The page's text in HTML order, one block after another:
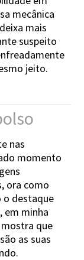
mecânica
mais
suspeito
jeito.
nas
momento
ora como
o destaque
em minha
que
as suas